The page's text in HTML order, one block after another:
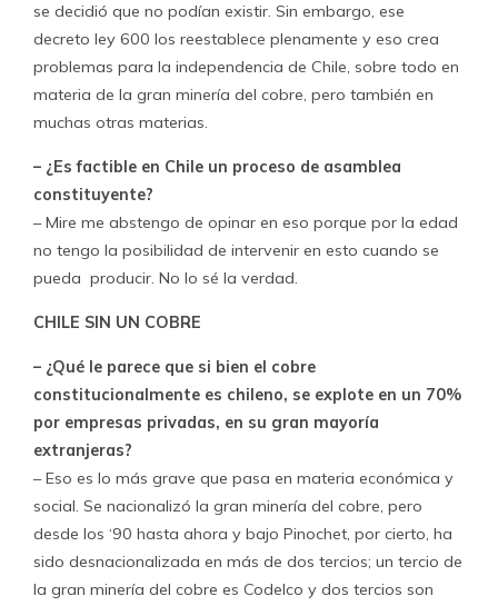
se decidió que no podían existir. Sin embargo, ese
decreto ley 600 los reestablece plenamente y eso crea
problemas para la independencia de Chile, sobre todo en
materia de la gran minería del cobre, pero también en
muchas otras materias.
– ¿Es factible en Chile un proceso de asamblea
constituyente?
– Mire me abstengo de opinar en eso porque por la edad
no tengo la posibilidad de intervenir en esto cuando se
pueda producir. No lo sé la verdad.
CHILE SIN UN COBRE
– ¿Qué le parece que si bien el cobre
constitucionalmente es chileno, se explote en un 70%
por empresas privadas, en su gran mayoría
extranjeras?
– Eso es lo más grave que pasa en materia económica y
social. Se nacionalizó la gran minería del cobre, pero
desde los ‘90 hasta ahora y bajo Pinochet, por cierto, ha
sido desnacionalizada en más de dos tercios; un tercio de
la gran minería del cobre es Codelco y dos tercios son